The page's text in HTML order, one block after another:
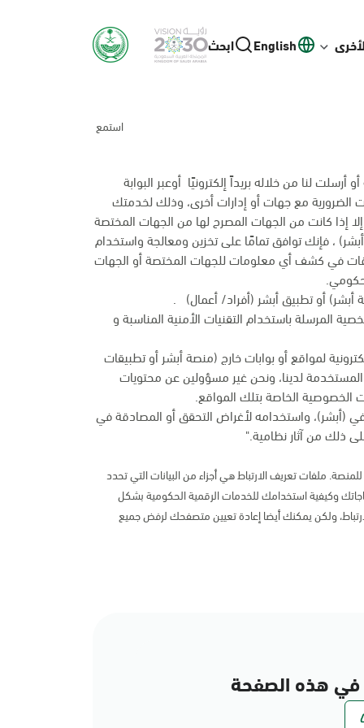
English ابحث
استمع
لنا من خلاله بريداً إلكترونيًا أوعبر البوابة
الضرورية مع جهات أو إدارات أخرى، وذلك لخدمتك
إذا كانت من الجهات المصرح لها من الجهات المختصة
، فإنك توافق تمامًا على تخزين ومعالجة واستخدام
في كشف أي معلومات للجهات المختصة أو الجهات
حكومي.
أو تطبيق أبشر (أفراد/ أعمال) .
المرسلة باستخدام التقنيات الأمنية المناسبة و
لمواقع أو بوابات خارج (منصة أبشر أو تطبيقات
لدينا، ونحن غير مسؤولين عن محتويات
الخاصة بتلك المواقع.
(أبشر)، واستخدامه لأغراض التحقق أو المصادقة في
ذلك من آثار نظامية."
ملفات تعريف الارتباط هي أجزاء من البيانات التي تحدد
وكيفية استخدامك للخدمات الرقمية الحكومية بشكل
ولكن يمكنك أيضا إعادة تعيين متصفحك لرفض جميع
هذه الصفحة